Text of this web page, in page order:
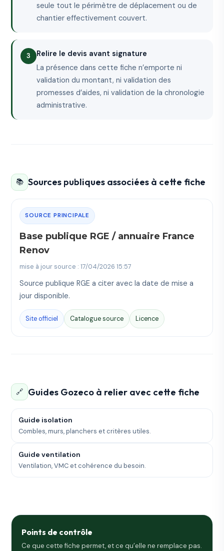
seule tout le périmètre de déplacement ou de
chantier effectivement couvert.
Relire le devis avant signature
La présence dans cette fiche n’emporte ni
validation du montant, ni validation des
promesses d’aides, ni validation de la chronologie
administrative.
📚 Sources publiques associées à cette fiche
SOURCE PRINCIPALE
Base publique RGE / annuaire France
Renov
mise à jour source : 17/04/2026 15:57
Source publique RGE a citer avec la date de mise a
jour disponible.
Site officiel Catalogue source Licence
🔗 Guides Gozeco à relier avec cette fiche
Guide isolation
Combles, murs, planchers et critères utiles.
Guide ventilation
Ventilation, VMC et cohérence du besoin.
Points de contrôle
Ce que cette fiche permet, et ce qu’elle ne remplace pas.